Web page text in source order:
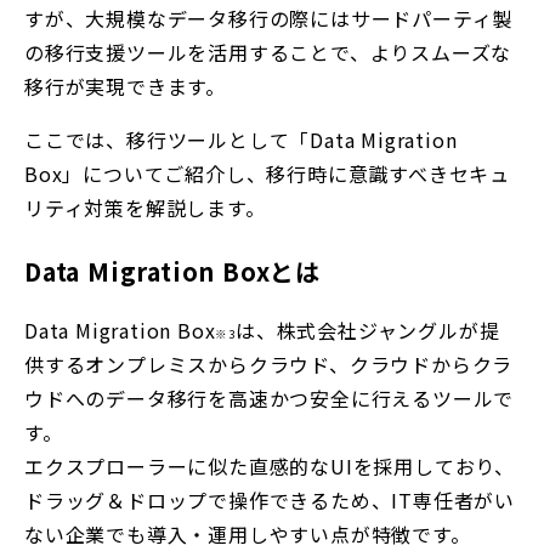
すが、大規模なデータ移行の際にはサードパーティ製
の移行支援ツールを活用することで、よりスムーズな
移行が実現できます。
ここでは、移行ツールとして「Data Migration
Box」についてご紹介し、移行時に意識すべきセキュ
リティ対策を解説します。
Data Migration Boxとは
Data Migration Box※3は、株式会社ジャングルが提
供するオンプレミスからクラウド、クラウドからクラ
ウドへのデータ移行を高速かつ安全に行えるツールで
す。
エクスプローラーに似た直感的なUIを採用しており、
ドラッグ＆ドロップで操作できるため、IT専任者がい
ない企業でも導入・運用しやすい点が特徴です。